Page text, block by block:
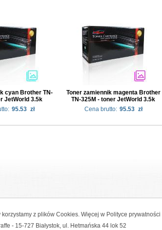
cyan Brother TN-
JetWorld 3.5k
95.53 zł
Toner zamiennik magenta Brother
TN-325M - toner JetWorld 3.5k
Cena brutto: 95.53 zł
z plików Cookies. Więcej w Polityce prywatności
- 15-727 Białystok, ul. Hetmańska 44 lok 52